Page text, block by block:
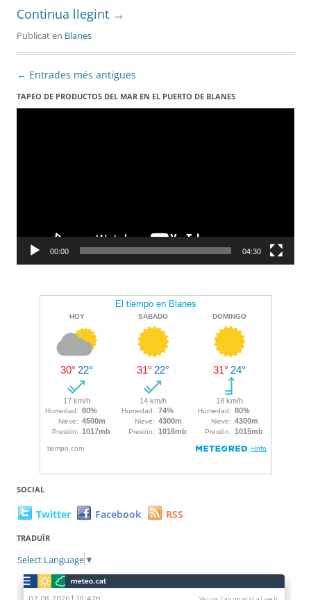
Continua llegint →
Publicat en Blanes
Navegació
per
← Entrades més antigues
TAPEO DE PRODUCTOS DEL MAR EN EL PUERTO DE BLANES
Reproductor
00:00 04:30
SOCIAL
Twitter Facebook RSS
TRADUÏR
Select Language ▼